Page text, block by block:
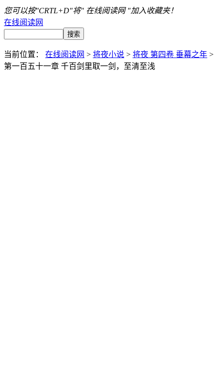
您可以按"CRTL+D"将" 在线阅读网 "加入收藏夹！
在线阅读网
当前位置： 在线阅读网 > 将夜小说 > 将夜 第四卷 垂幕之年 >
第一百五十一章 千百剑里取一剑，至清至浅